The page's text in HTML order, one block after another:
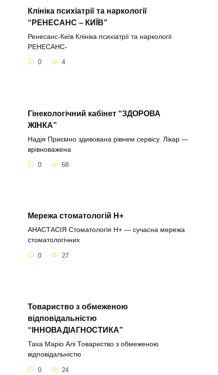
Клініка психіатрії та наркології
“РЕНЕСАНС – КИЇВ”
Ренесанс-Київ Клініка психіатрії та наркології
РЕНЕСАНС-
0 4
Гінекологічний кабінет “ЗДОРОВА
ЖІНКА”
Надія Приємно здивована рівнем сервісу. Лікар —
врівноважена
0 68
Мережа стоматологій Н+
АНАСТАСІЯ Стоматологія Н+ — сучасна мережа
стоматологічних
0 27
Товариство з обмеженою
відповідальністю
“ІННОВАДІАГНОСТИКА”
Таха Маріо Алі Товариство з обмеженою
відповідальністю
0 24